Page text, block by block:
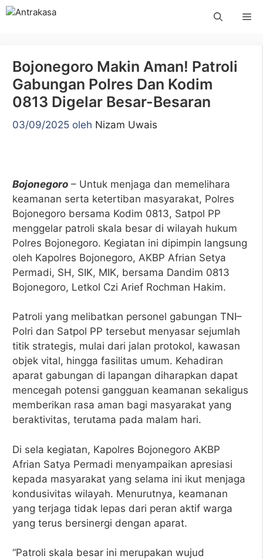
Langsung
Bojonegoro Makin Aman! Patroli
Gabungan Polres Dan Kodim
0813 Digelar Besar-Besaran
03/09/2025 oleh Nizam Uwais
Bojonegoro – Untuk menjaga dan memelihara
keamanan serta ketertiban masyarakat, Polres
Bojonegoro bersama Kodim 0813, Satpol PP
menggelar patroli skala besar di wilayah hukum
Polres Bojonegoro. Kegiatan ini dipimpin langsung
oleh Kapolres Bojonegoro, AKBP Afrian Setya
Permadi, SH, SIK, MIK, bersama Dandim 0813
Bojonegoro, Letkol Czi Arief Rochman Hakim.
Patroli yang melibatkan personel gabungan TNI–
Polri dan Satpol PP tersebut menyasar sejumlah
titik strategis, mulai dari jalan protokol, kawasan
objek vital, hingga fasilitas umum. Kehadiran
aparat gabungan di lapangan diharapkan dapat
mencegah potensi gangguan keamanan sekaligus
memberikan rasa aman bagi masyarakat yang
beraktivitas, terutama pada malam hari.
Di sela kegiatan, Kapolres Bojonegoro AKBP
Afrian Satya Permadi menyampaikan apresiasi
kepada masyarakat yang selama ini ikut menjaga
kondusivitas wilayah. Menurutnya, keamanan
yang terjaga tidak lepas dari peran aktif warga
yang terus bersinergi dengan aparat.
“Patroli skala besar ini merupakan wujud